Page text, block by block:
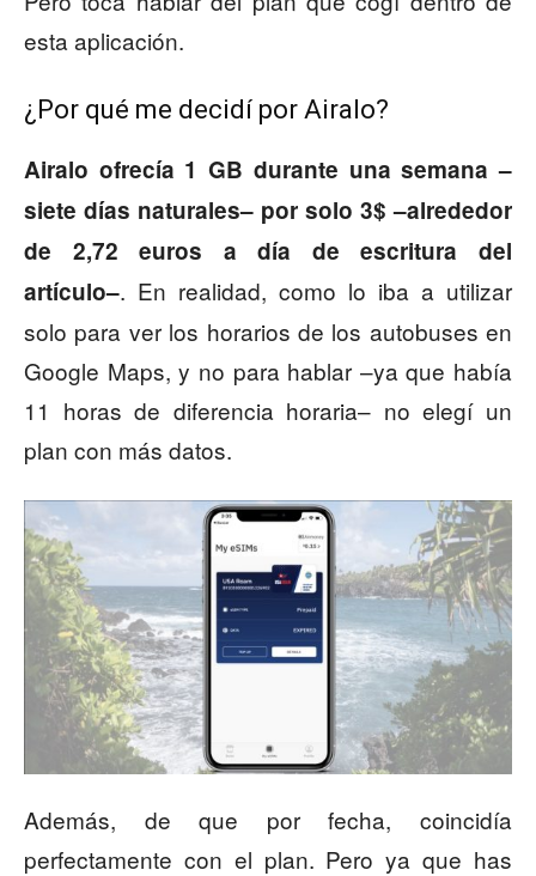
esta aplicación.
¿Por qué me decidí por Airalo?
Airalo ofrecía 1 GB durante una semana –
siete días naturales– por solo 3$ –alrededor
de 2,72 euros a día de escritura del
artículo–. En realidad, como lo iba a utilizar
solo para ver los horarios de los autobuses en
Google Maps, y no para hablar –ya que había
11 horas de diferencia horaria– no elegí un
plan con más datos.
Además, de que por fecha, coincidía
perfectamente con el plan. Pero ya que has